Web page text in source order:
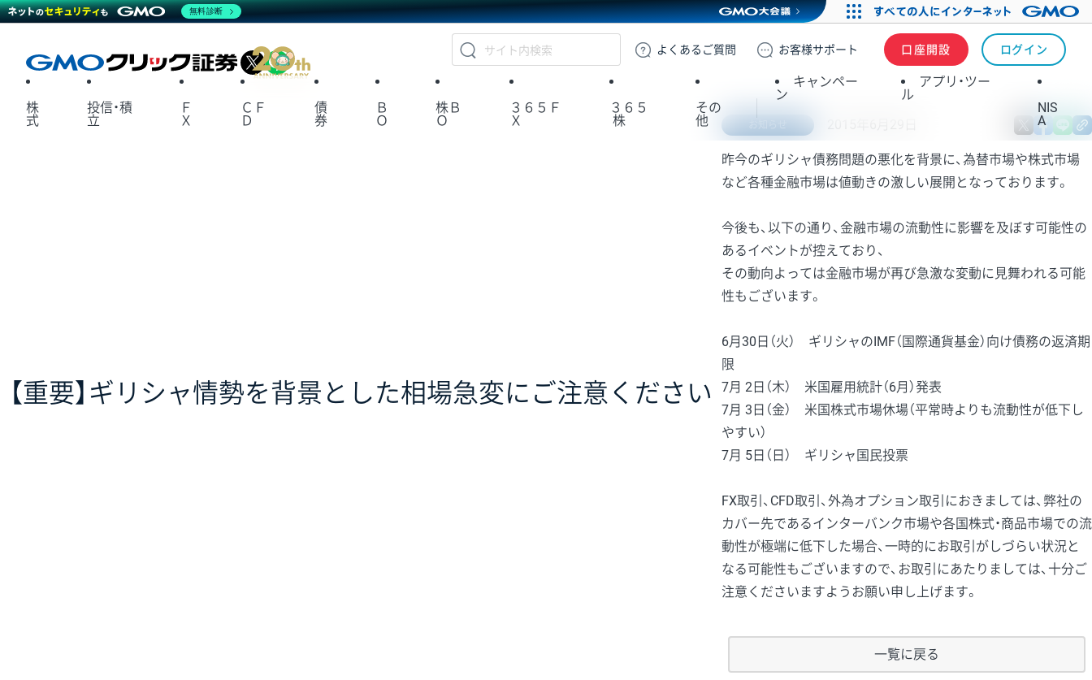
GMOクリック証券
よくある ご質問 お客様サポート 口座開設 ログイン
X
株
式
投信・積
立
Ｆ
Ｘ
ＣＦ
Ｄ
債
券
Ｂ
Ｏ
株Ｂ
Ｏ
３６５Ｆ
Ｘ
３６５
株
その
他
キャンペー
ン
アプリ・ツー
ル
NIS
A
【重要】ギリシャ情勢を背景とした相場急変にご注意ください
X
昨今のギリシャ債務問題の悪化を背景に、為替市場や株式市場
など各種金融市場は値動きの激しい展開となっております。
今後も、以下の通り、金融市場の流動性に影響を及ぼす可能性の
あるイベントが控えており、
その動向よっては金融市場が再び急激な変動に見舞われる可能
性もございます。
6月30日（火） ギリシャのIMF（国際通貨基金）向け債務の返済期
限
7月 2日（木） 米国雇用統計（6月）発表
7月 3日（金） 米国株式市場休場（平常時よりも流動性が低下し
やすい）
7月 5日（日） ギリシャ国民投票
FX取引、CFD取引、外為オプション取引におきましては、弊社の
カバー先であるインターバンク市場や各国株式・商品市場での流
動性が極端に低下した場合、一時的にお取引がしづらい状況と
なる可能性もございますので、お取引にあたりましては、十分ご
注意くださいますようお願い申し上げます。
一覧に戻る
無料診断